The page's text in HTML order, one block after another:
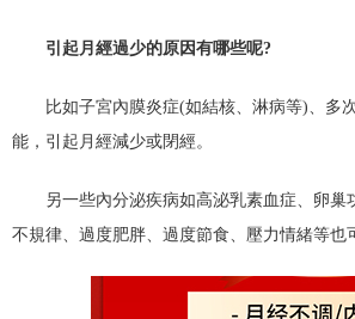
引起月經過少的原因有哪些呢?
比如子宮內膜炎症(如結核、淋病等)、多
能，引起月經減少或閉經。
另一些內分泌疾病如高泌乳素血症、卵
不規律、過度肥胖、過度節食、壓力情緒等也